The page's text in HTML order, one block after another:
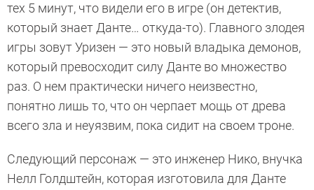
тех 5 минут, что видели его в игре (он детектив,
который знает Данте… откуда-то). Главного злодея
игры зовут Уризен — это новый владыка демонов,
который превосходит силу Данте во множество
раз. О нем практически ничего неизвестно,
понятно лишь то, что он черпает мощь от древа
всего зла и неуязвим, пока сидит на своем троне.
Следующий персонаж — это инженер Нико, внучка
Нелл Голдштейн, которая изготовила для Данте